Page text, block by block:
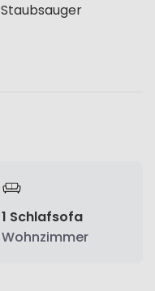
Staubsauger
1 Schlafsofa
Wohnzimmer